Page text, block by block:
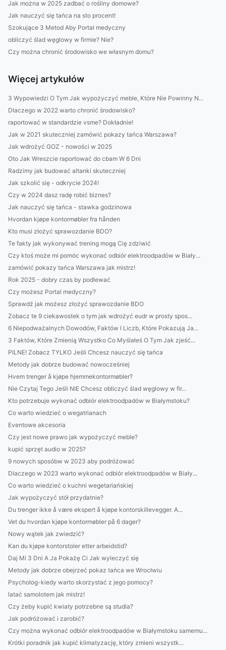
Jak można w 2025 zadbać o rośliny domowe?
Jak nauczyć się tańca na sto procent!
Szokujące 3 Metod Aby Portal medyczny
obliczyć ślad węglowy w firmie? Nie?
Czy można chronić środowisko we własnym domu?
Więcej artykułów
3 Wypowiedzi O Tym Jak wypożyczyć meble, Które Nie Powinny N...
Dlaczego w 2022 warto chronić środowisko?
raportować w standardzie vsme? Dokładnie!
Jak w 2021 skuteczniej zamówić pokazy tańca Warszawa?
Jak wdrożyć GOZ - nowości w 2025
Oto Jak Wreszcie raportować do cbam W 6 Dni
Radzimy jak budować altanki skuteczniej
Jak szkolić się - odkrycie 2024!
Czy w 2024 dasz radę robić biznes?
Jak nauczyć się tańca - stawka godzinowa
Hvordan kjøpe kontormøbler fra hånden
Kto musi złożyć sprawozdanie BDO?
Te fakty jak wykonywać trening mogą Cię zdziwić
Czy ktoś może mi pomóc wykonać odbiór elektroodpadów w Biały...
zamówić pokazy tańca Warszawa jak mistrz!
Rok 2025 - dobry czas by podlewać
Czy możesz Portal medyczny?
Sprawdź jak możesz złożyć sprawozdanie BDO
Zobacz te 9 ciekawostek o tym jak wdrożyć eudr w prosty spos...
6 Niepodważalnych Dowodów, Faktów I Liczb, Które Pokazują Ja...
3 Faktów, Które Zmienią Wszystko Co Myślałeś O Tym Jak zjeść...
PILNE! Zobacz TYLKO Jeśli Chcesz nauczyć się tańca
Metody jak dobrze budować nowocześniej
Hvem trenger å kjøpe hjemmekontormøbler?
Nie Czytaj Tego Jeśli NIE Chcesz obliczyć ślad węglowy w fir...
Kto potrzebuje wykonać odbiór elektroodpadów w Białymstoku?
Co warto wiedzieć o wegatrianach
Eventowe akcesoria
Czy jest nowe prawo jak wypożyczyć meble?
kupić sprzęt audio w 2025?
9 nowych sposóbw w 2023 aby podróżować
Dlaczego w 2023 warto wykonać odbiór elektroodpadów w Biały...
Co warto wiedzieć o kuchni wegetariańskiej
Jak wypożyczyć stół przydatnie?
Du trenger ikke å være ekspert å kjøpe kontorskillevegger. A...
Vet du hvordan kjøpe kontormøbler på 6 dager?
Nowy wątek jak zwiedzić?
Kan du kjøpe kontorstoler etter arbeidstid?
Daj Mi 3 Dni A Ja Pokażę Ci Jak wyleczyć się
Metody jak dobrze obejrzeć pokaz tańca we Wrocłwiu
Psycholog-kiedy warto skorzystać z jego pomocy?
latać samolotem jak mistrz!
Czy żeby kupić kwiaty potrzebne są studia?
Jak podróżować i zarobić?
Czy można wykonać odbiór elektroodpadów w Białymstoku samemu...
Krótki poradnik jak kupić klimatyzację, który zmieni wszystk...